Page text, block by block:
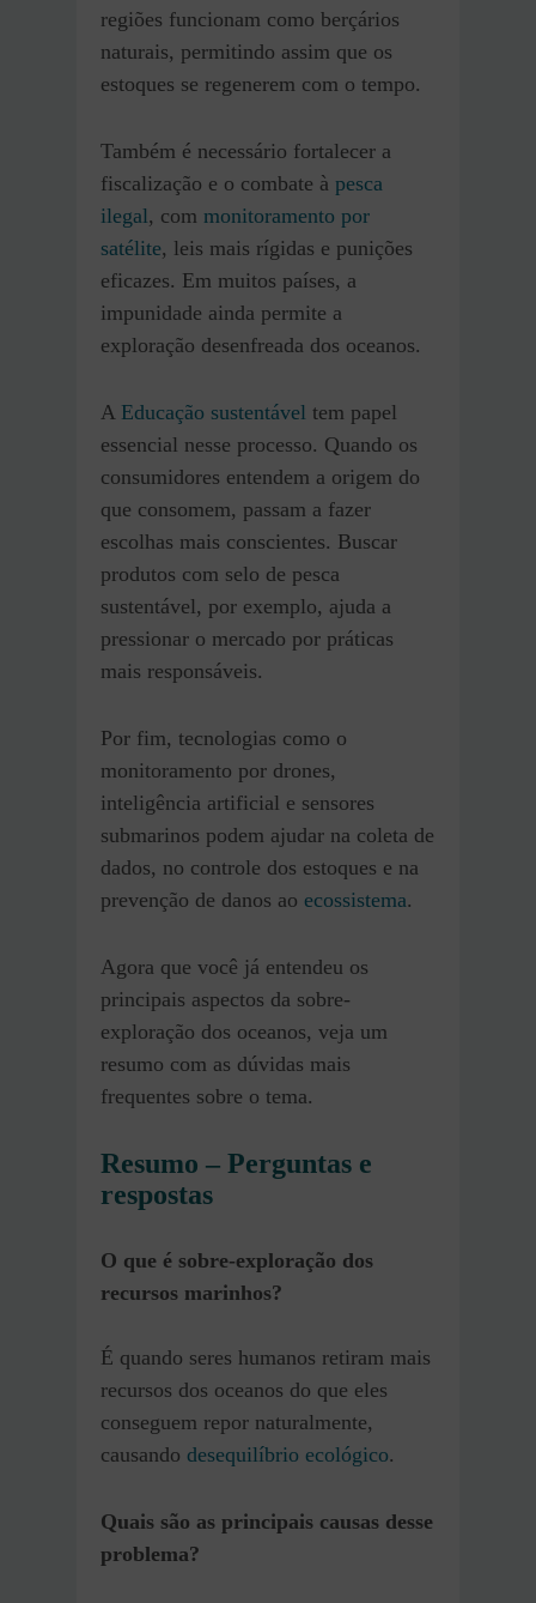
regiões funcionam como berçários
naturais, permitindo assim que os
estoques se regenerem com o tempo.
Também é necessário fortalecer a
fiscalização e o combate à pesca
ilegal, com monitoramento por
satélite, leis mais rígidas e punições
eficazes. Em muitos países, a
impunidade ainda permite a
exploração desenfreada dos oceanos.
A Educação sustentável tem papel
essencial nesse processo. Quando os
consumidores entendem a origem do
que consomem, passam a fazer
escolhas mais conscientes. Buscar
produtos com selo de pesca
sustentável, por exemplo, ajuda a
pressionar o mercado por práticas
mais responsáveis.
Por fim, tecnologias como o
monitoramento por drones,
inteligência artificial e sensores
submarinos podem ajudar na coleta de
dados, no controle dos estoques e na
prevenção de danos ao ecossistema.
Agora que você já entendeu os
principais aspectos da sobre-
exploração dos oceanos, veja um
resumo com as dúvidas mais
frequentes sobre o tema.
Resumo – Perguntas e
respostas
O que é sobre-exploração dos
recursos marinhos?
É quando seres humanos retiram mais
recursos dos oceanos do que eles
conseguem repor naturalmente,
causando desequilíbrio ecológico.
Quais são as principais causas desse
problema?